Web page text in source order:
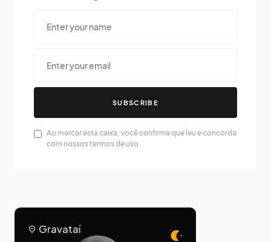
SUBSCRIBE
Ao marcar esta caixa, você confirma que leu e concorda
com nossos termos de uso.
Gravataí